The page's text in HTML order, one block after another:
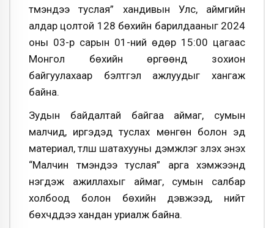
түмэндээ туслая” хандивын Улс, аймгийн
алдар цолтой 128 бөхийн барилдааныг 2024
оны 03-р сарын 01-ний өдөр 15:00 цагаас
Монгол бөхийн өргөөнд зохион
байгуулахаар бэлтгэл ажлуудыг хангаж
байна.
Зудын байдалтай байгаа аймаг, сумын
малчид, иргэдэд туслах мөнгөн болон эд
материал, түлш шатахууны дэмжлэг үзүүлэх энэхүү
“Малчин түмэндээ туслая” арга хэмжээнд
нэгдэж ажиллахыг аймаг, сумын салбар
холбоод болон бөхийн дэвжээд, нийт
бөхчүүддээ хандан уриалж байна.